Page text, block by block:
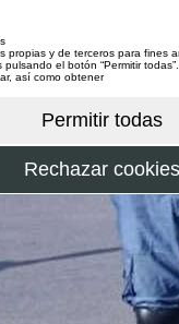
propias y de terceros para fines
el botón “Permitir
así como obtener